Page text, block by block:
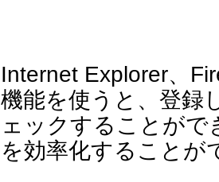
Internet Explorer、
機能を使うと、登録
ェックすることがで
を効率化することが